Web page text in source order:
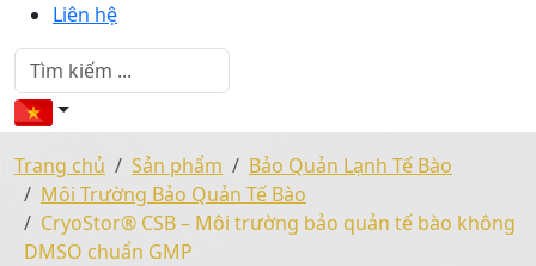
Liên hệ
Trang chủ Sản phẩm
Bảo Quản Lạnh Tế Bào
Môi Trường Bảo Quản Tế Bào
CryoStor® CSB – Môi trường bảo quản tế bào không
DMSO chuẩn GMP